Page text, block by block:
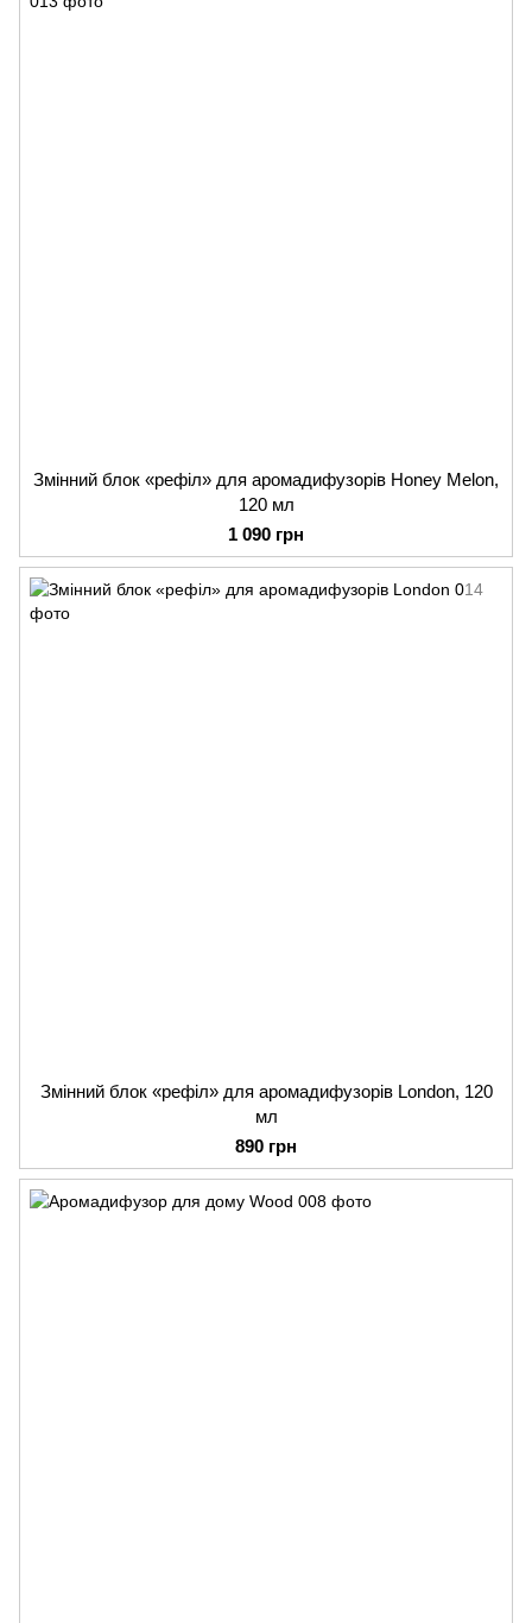
Змінний блок «рефіл» для аромадифузорів Honey Melon,
120 мл
1 090 грн
Змінний блок «рефіл» для аромадифузорів London, 120
мл
890 грн